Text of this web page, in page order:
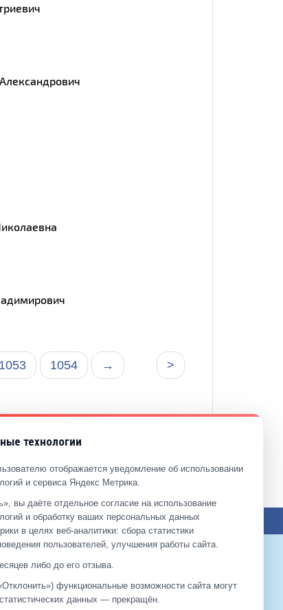
1053 1054 >
→
ПО САЙТУ
(499)
929-99-99
512-00-11
технологии
отображается уведомление об использовании
и сервиса Яндекс Метрика.
вы даёте отдельное согласие на использование
и обработку ваших персональных данных
в целях веб‑аналитики: сбора статистики
пользователей, улучшения работы сайта.
либо до его отзыва.
функциональные возможности сайта могут
данных — прекращён.